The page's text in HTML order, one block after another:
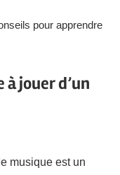
pour apprendre
jouer d’un
musique est un